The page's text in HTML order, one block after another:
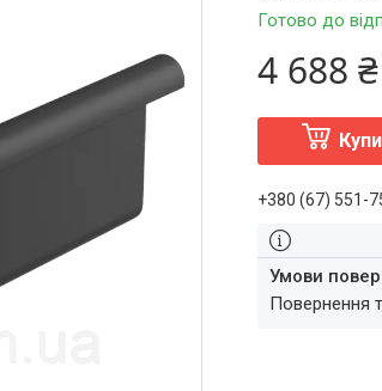
Готово до
4 688 ₴
+380 (67) 551-
повернення